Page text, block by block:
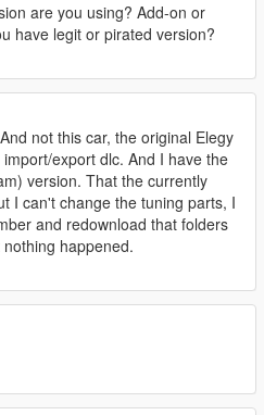
are you using? Add-on or
have legit or pirated version?
not this car, the original Elegy
export dlc. And I have the
version. That the currently
I can't change the tuning parts, I
and redownload that folders
happened.